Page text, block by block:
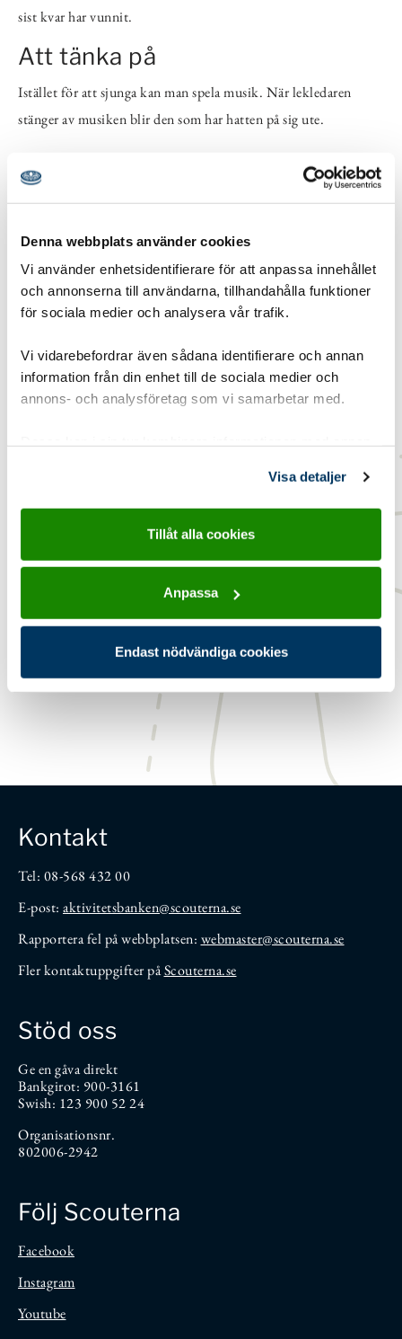
Denna webbplats använder cookies
Vi använder enhetsidentifierare för att anpassa innehållet
och annonserna till användarna, tillhandahålla funktioner
för sociala medier och analysera vår trafik.
Vi vidarebefordrar även sådana identifierare och annan
information från din enhet till de sociala medier och
annons- och analysföretag som vi samarbetar med.
samlat in när du har använt deras tjänster.
Visa detaljer
Tillåt alla cookies
Anpassa
Endast nödvändiga cookies
sist kvar har vunnit.
Att tänka på
Istället för att sjunga kan man spela musik. När lekledaren
stänger av musiken blir den som har hatten på sig ute.
Material
Kontakt
Tel: 08-568 432 00
E-post: aktivitetsbanken@scouterna.se
Rapportera fel på webbplatsen: webmaster@scouterna.se
Fler kontaktuppgifter påScouterna.se
Stöd oss
Ge en gåva direkt
Bankgirot: 900-3161
Swish: 123 900 52 24
Organisationsnr.
802006-2942
Följ Scouterna
Facebook
Instagram
Youtube